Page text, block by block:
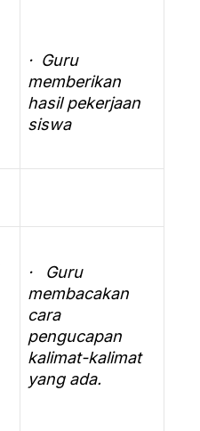
· Guru
memberikan
hasil pekerjaan
siswa
· Guru
membacakan
cara
pengucapan
kalimat-kalimat
yang ada.